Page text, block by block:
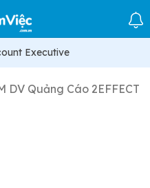
Executive
DV Quảng Cáo 2EFFECT